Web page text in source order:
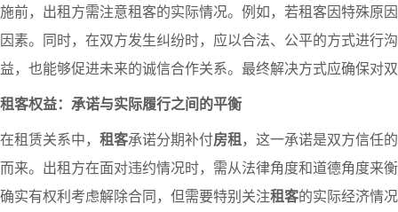
施前，出租方需注意租客的实际情况。例如，若租客因特殊原
因素。同时，在双方发生纠纷时，应以合法、公平的方式进行
益，也能够促进未来的诚信合作关系。最终解决方式应确保对
租客权益：承诺与实际履行之间的平衡
在租赁关系中， 租客承诺分期补付房租，这一承诺是双方信任
而来。出租方在面对违约情况时，需从法律角度和道德角度来
确实有权利考虑解除合同，但需要特别关注租客的实际经济情